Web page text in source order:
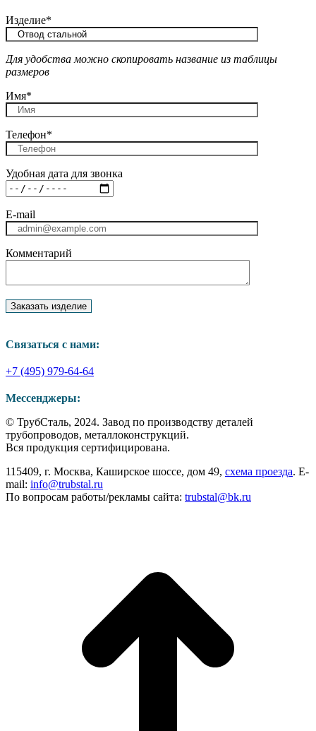
Изделие*
Для удобства можно скопировать название из таблицы
размеров
Имя*
Телефон*
Удобная дата для звонка
E-mail
Комментарий
Связаться с нами:
+7 (495) 979-64-64
Мессенджеры:
Страница
WhatsApp
открывается
новом
окне
Страница
Telegram
открывается
новом
окне
Страница
Viber
открывается
новом
окне
© ТрубСталь, 2024. Завод по производству деталей
трубопроводов, металлоконструкций.
Вся продукция сертифицирована.
115409, г. Москва, Каширское шоссе, дом 49, схема проезда. E-
mail: info@trubstal.ru
По вопросам работы/рекламы сайта: trubstal@bk.ru